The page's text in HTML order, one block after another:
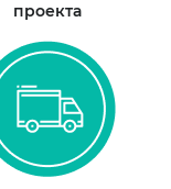
проекта